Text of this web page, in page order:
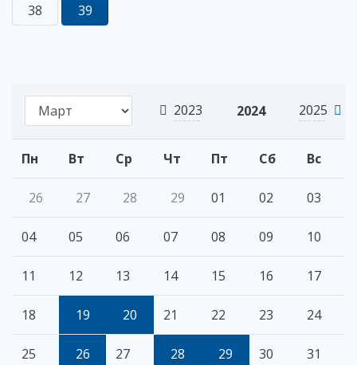
2023 2024 2025
Пн Вт Ср Чт Пт Сб Вс
26 27 28 29 01 02 03
04 05 06 07 08 09 10
11 12 13 14 15 16 17
18 19 20 21 22 23 24
25 26 27 28 29 30 31
38 39